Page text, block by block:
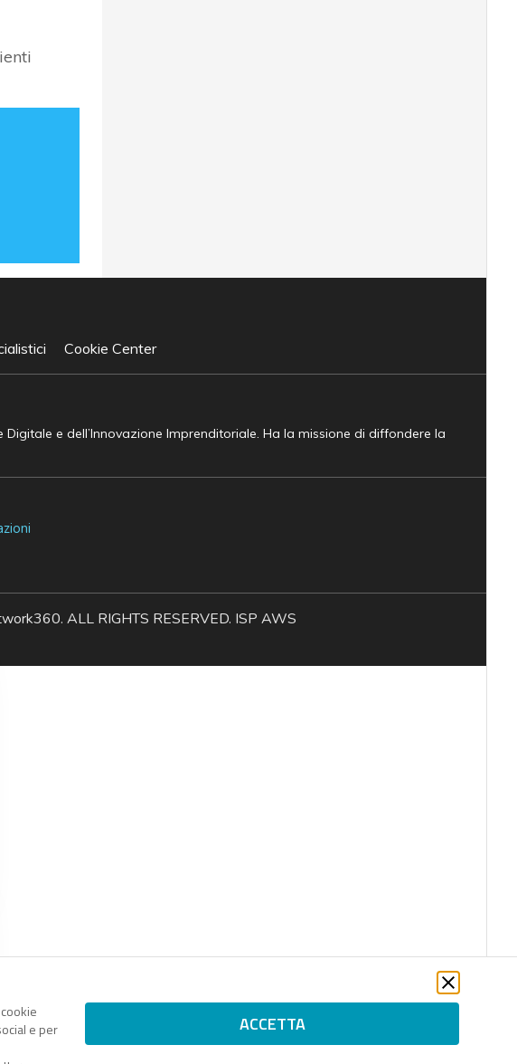
e per
ACCETTA
Cookie Center
e dell’Innovazione Imprenditoriale. Ha la missione di diffondere la
ALL RIGHTS RESERVED. ISP AWS